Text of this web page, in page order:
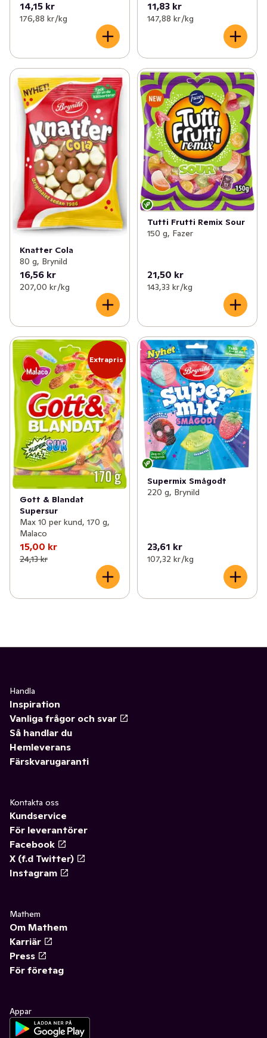
14,15 kr
176,88 kr /kg
11,83 kr
147,88 kr /kg
Knatter Cola
80 g, Brynild
16,56 kr
207,00 kr /kg
Tutti Frutti Remix Sour
150 g, Fazer
21,50 kr
143,33 kr /kg
Extrapris
Gott & Blandat
Supersur
Max 10 per kund, 170 g,
Malaco
15,00 kr
24,13 kr
Supermix Smågodt
220 g, Brynild
23,61 kr
107,32 kr /kg
Handla
Inspiration
Vanliga frågor och svar
Så handlar du
Hemleverans
Färskvarugaranti
Kontakta oss
Kundservice
För leverantörer
Facebook
X (f.d Twitter)
Instagram
Mathem
Om Mathem
Karriär
Press
För företag
Appar